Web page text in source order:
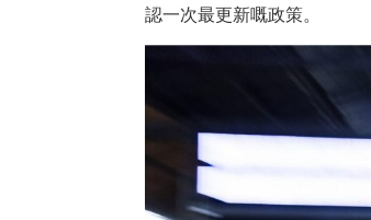
認一次最更新嘅政策。